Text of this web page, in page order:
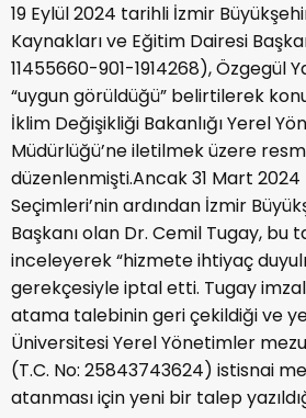
19 Eylül 2024 tarihli İzmir
Kaynakları ve Eğitim Dairesi
11455660-901-1914268), Özgegül
“uygun görüldüğü” belirtilerek
İklim Değişikliği Bakanlığı Yerel
Müdürlüğü’ne iletilmek üzere
düzenlenmişti.Ancak 31 Mart
Seçimleri’nin ardından İzmir
Başkanı olan Dr. Cemil Tugay, bu
inceleyerek “hizmete ihtiyaç
gerekçesiyle iptal etti. Tugay
atama talebinin geri çekildiği ve
Üniversitesi Yerel Yönetimler
(T.C. No: 25843743624) istisnai
atanması için yeni bir talep